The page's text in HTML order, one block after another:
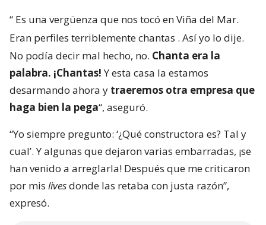
“ Es una vergüenza que nos tocó en Viña del Mar.
Eran perfiles terriblemente chantas . Así yo lo dije.
No podía decir mal hecho, no. Chanta era la
palabra. ¡Chantas!Y esta casa la estamos
desarmando ahora y traeremos otra empresa que
haga bien la pega“, aseguró.
“Yo siempre pregunto: ‘¿Qué constructora es? Tal y
cual’. Y algunas que dejaron varias embarradas, ¡se
han venido a arreglarla! Después que me criticaron
por mis livesdonde las retaba con justa razón”,
expresó.